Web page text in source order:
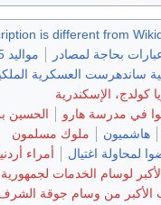
is different from
بحاجة لمصادر
مواليد 1935
ساندهرست العسكرية
كولدج، الإسكندرية
في مدرسة هارو
الحسين
هاشميون
ملوك مسلمون
لمحاولة اغتيال
أمراء
لوسام الخدمات لجمهورية
الأكبر من وسام جوقة